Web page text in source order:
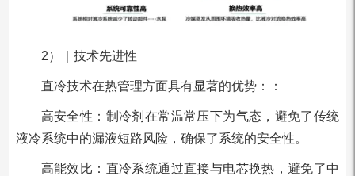
2）｜技术先进性
直冷技术在热管理方面具有显著的优势：：
高安全性：制冷剂在常温常压下为气态，避免了传统
液冷系统中的漏液短路风险，确保了系统的安全性。
高能效比：直冷系统通过直接与电芯换热，避免了中